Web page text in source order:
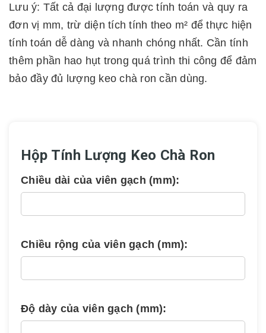
Lưu ý: Tất cả đại lượng được tính toán và quy ra
đơn vị mm, trừ diện tích tính theo m² để thực hiện
tính toán dễ dàng và nhanh chóng nhất. Cần tính
thêm phần hao hụt trong quá trình thi công để đảm
bảo đầy đủ lượng keo chà ron cần dùng.
Hộp Tính Lượng Keo Chà Ron
Chiều dài của viên gạch (mm):
Chiều rộng của viên gạch (mm):
Độ dày của viên gạch (mm):